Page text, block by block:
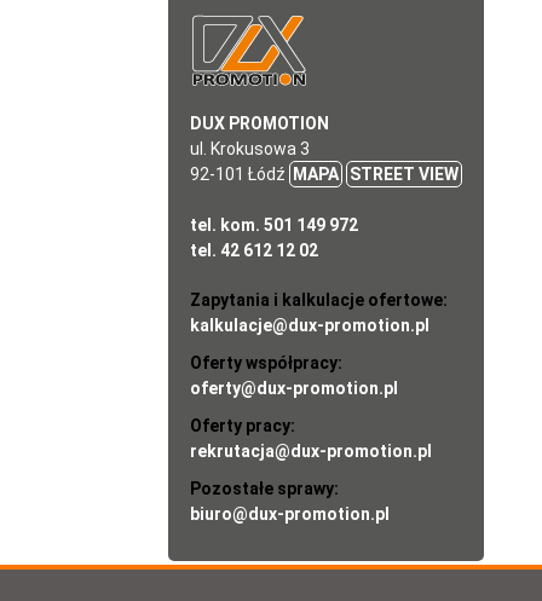
DUX PROMOTION
ul. Krokusowa 3
92-101 Łódź
MAPA STREET VIEW
tel. kom. 501 149 972
tel. 42 612 12 02
Zapytania i kalkulacje ofertowe:
kalkulacje@dux-promotion.pl
Oferty współpracy:
oferty@dux-promotion.pl
Oferty pracy:
rekrutacja@dux-promotion.pl
Pozostałe sprawy:
biuro@dux-promotion.pl